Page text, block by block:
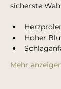
sicherste
Hoher
Mehr